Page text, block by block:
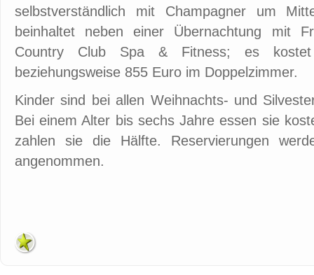
selbstverständlich mit Champagner um
beinhaltet neben einer Übernachtung mit
Country Club Spa & Fitness; es
beziehungsweise 855 Euro im Doppelzimmer.
Kinder sind bei allen Weihnachts- und
Bei einem Alter bis sechs Jahre essen sie
zahlen sie die Hälfte. Reservierungen
angenommen.